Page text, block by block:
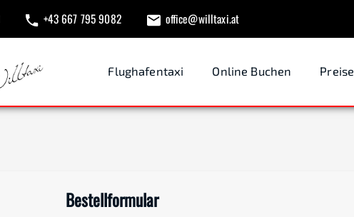
+43 667 795 9082 office@willtaxi.at
Flughafentaxi Online Buchen Preise
Bestellformular